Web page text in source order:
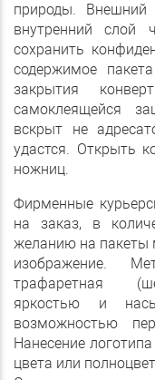
природы.
внутренний слой
сохранить
содержимое
закрытия
самоклеящейся
вскрыт не
удастся. Открыть
ножниц.
Фирменные
на заказ, в
желанию на пакеты
изображение.
трафаретная
яркостью и
возможностью
Нанесение
цвета или